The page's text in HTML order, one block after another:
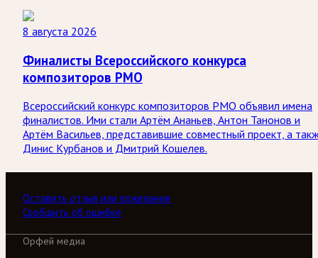
8 августа 2026
Финалисты Всероссийского конкурса
композиторов РМО
Всероссийский конкурс композиторов РМО объявил имена
финалистов. Ими стали Артём Ананьев, Антон Танонов и
Артём Васильев, представившие совместный проект, а
Динис Курбанов и Дмитрий Кошелев.
Оставить отзыв или пожелание
Сообщить об ошибке
Орфей медиа